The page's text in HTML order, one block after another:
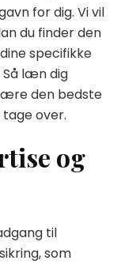
for dig. Vi vil
du finder den
specifikke
Så læn dig
den bedste
over.
og
til
som